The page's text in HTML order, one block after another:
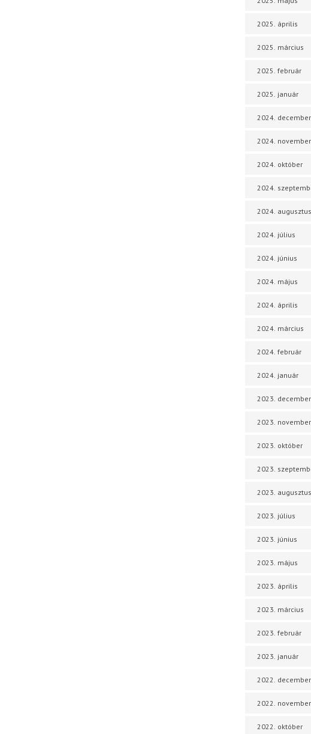
2025. április
2025. március
2025. február
2025. január
2024. december
2024. november
2024. október
2024.
2024. augusztus
2024. július
2024. június
2024. május
2024. április
2024. március
2024. február
2024. január
2023. december
2023. november
2023. október
2023.
2023. augusztus
2023. július
2023. június
2023. május
2023. április
2023. március
2023. február
2023. január
2022. december
2022. november
2022. október